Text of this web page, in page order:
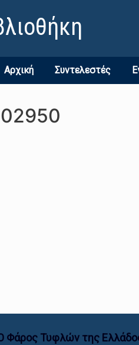
Αρχική Συντελεστές
02950
αυτό το περιεχόμενο.
Φάρος Τυφλών της